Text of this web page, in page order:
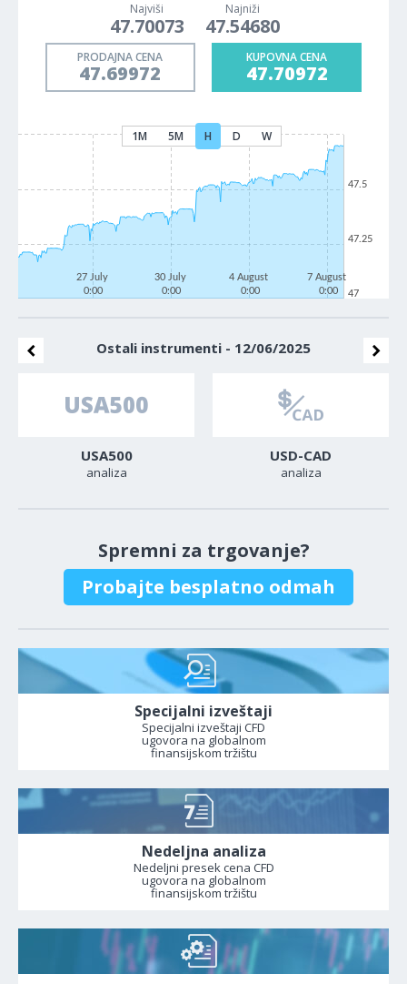
Najviši
47.70073
Najniži
47.54680
PRODAJNA CENA
47.69972
KUPOVNA CENA
47.70972
1M 5M H D W
27 July
0:00
30 July
0:00
4 August
0:00
7 August
0:00
47
47.25
47.5
Ostali instrumenti - 12/06/2025
USA500
analiza
USD-CAD
analiza
Spremni za trgovanje?
Probajte besplatno odmah
Specijalni izveštaji
Specijalni izveštaji CFD
ugovora na globalnom
finansijskom tržištu
Nedeljna analiza
Nedeljni presek cena CFD
ugovora na globalnom
finansijskom tržištu